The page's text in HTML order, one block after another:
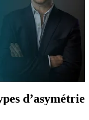
d’asymétrie